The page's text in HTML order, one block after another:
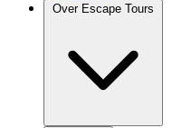
Over Escape Tours